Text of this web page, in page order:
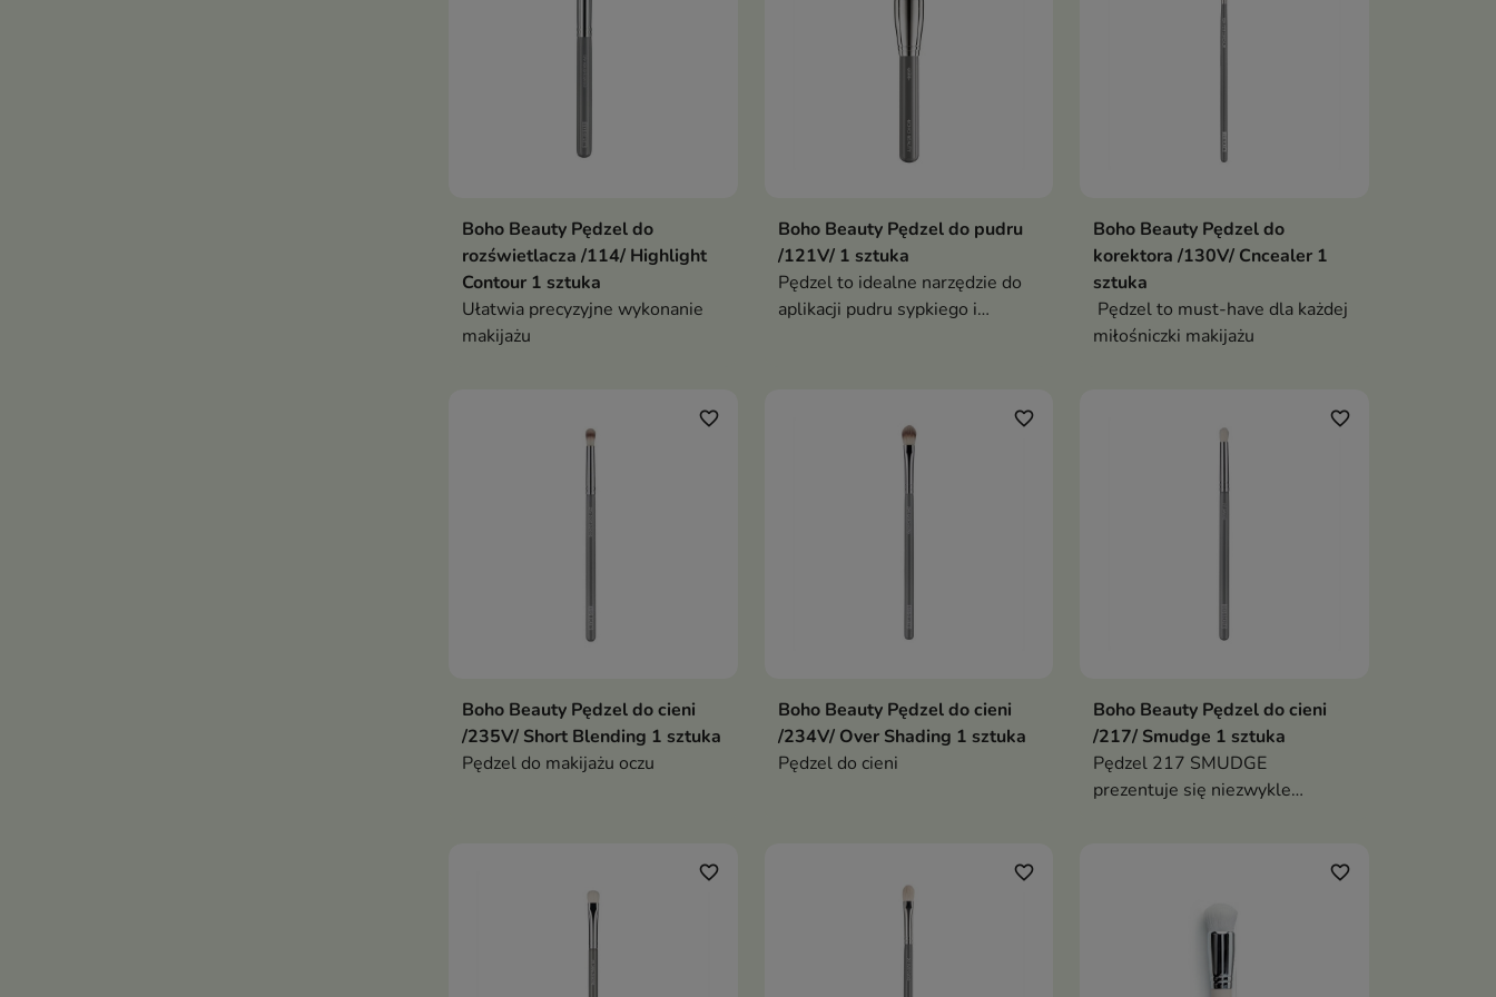
Boho Beauty Pędzel do
rozświetlacza /114/ Highlight
Contour 1 sztuka
Ułatwia precyzyjne wykonanie
makijażu
Boho Beauty Pędzel do pudru
/121V/ 1 sztuka
Pędzel to idealne narzędzie do
aplikacji pudru sypkiego i
Boho Beauty Pędzel do
korektora /130V/ Cncealer 1
sztuka
Pędzel to must-have dla każdej
miłośniczki makijażu
favorite_border
Boho Beauty Pędzel do cieni
/235V/ Short Blending 1 sztuka
Pędzel do makijażu oczu
favorite_border
Boho Beauty Pędzel do cieni
/234V/ Over Shading 1 sztuka
Pędzel do cieni
favorite_border
Boho Beauty Pędzel do cieni
/217/ Smudge 1 sztuka
Pędzel 217 SMUDGE
prezentuje się niezwykle
favorite_border favorite_border favorite_border